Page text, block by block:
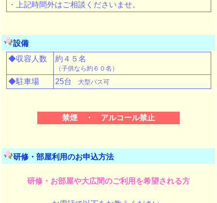
・上記時間外はご相談くださいませ。
設備
◆収容人数
約４５名
（子供なら約６０名）
◆駐車場 25台 大型バス可
禁煙 ・ アルコール禁止
研修・部屋利用のお申込方法
研修・お部屋や大広間のご利用を希望される方